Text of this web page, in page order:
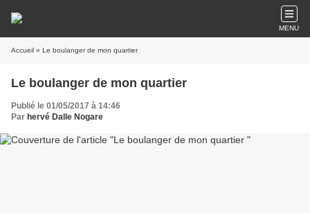
MENU
Accueil » Le boulanger de mon quartier
Le boulanger de mon quartier
Publié le 01/05/2017 à 14:46
Par hervé Dalle Nogare